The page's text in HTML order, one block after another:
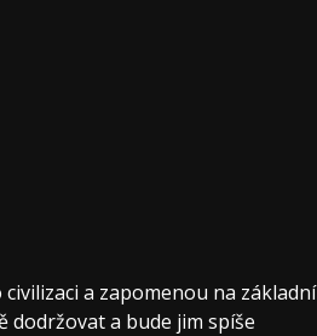
a zapomenou na základní
dodržovat a bude jim spíše